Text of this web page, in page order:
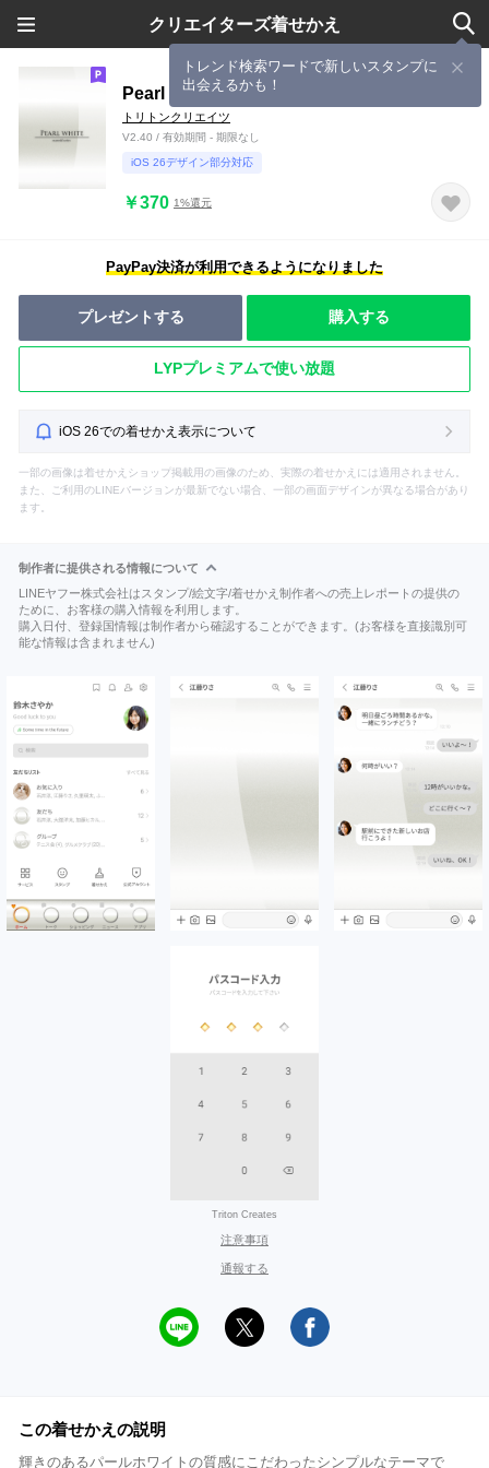
クリエイターズ着せかえ
トレンド検索ワードで新しいスタンプに
出会えるかも！
Pearl White -material series-
トリトンクリエイツ
V2.40 / 有効期間 - 期限なし
iOS 26デザイン部分対応
￥370 1%還元
PayPay決済が利用できるようになりました
プレゼントする 購入する
LYPプレミアムで使い放題
iOS 26での着せかえ表示について
一部の画像は着せかえショップ掲載用の画像のため、実際の着せかえには適用されません。
また、ご利用のLINEバージョンが最新でない場合、一部の画面デザインが異なる場合があり
ます。
制作者に提供される情報について
LINEヤフー株式会社はスタンプ/絵文字/着せかえ制作者への売上レポートの提供の
ために、お客様の購入情報を利用します。
購入日付、登録国情報は制作者から確認することができます。(お客様を直接識別可
能な情報は含まれません)
Triton Creates
注意事項
通報する
この着せかえの説明
輝きのあるパールホワイトの質感にこだわったシンプルなテーマで